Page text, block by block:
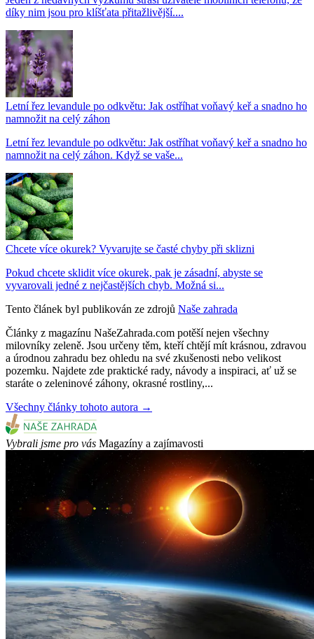
díky nim jsou pro klíšťata přitažlivější....
Letní řez levandule po odkvětu: Jak ostříhat voňavý keř a snadno ho
namnožit na celý záhon
Letní řez levandule po odkvětu: Jak ostříhat voňavý keř a snadno ho
namnožit na celý záhon. Když se vaše...
Chcete více okurek? Vyvarujte se časté chyby při sklizni
Pokud chcete sklidit více okurek, pak je zásadní, abyste se
vyvarovali jedné z nejčastějších chyb. Možná si...
Tento článek byl publikován ze zdrojů Naše zahrada
Články z magazínu NašeZahrada.com potěší nejen všechny
milovníky zeleně. Jsou určeny těm, kteří chtějí mít krásnou, zdravou
a úrodnou zahradu bez ohledu na své zkušenosti nebo velikost
pozemku. Najdete zde praktické rady, návody a inspiraci, ať už se
staráte o zeleninové záhony, okrasné rostliny,...
Všechny články tohoto autora →
Vybrali jsme pro vás Magazíny a zajímavosti